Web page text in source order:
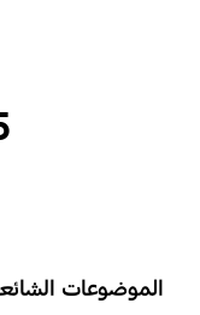
الموضوعات